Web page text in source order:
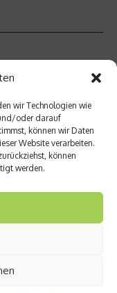
wir Technologien wie
oder darauf
können wir Daten
Website verarbeiten.
können
werden.
bis zur Rooftop
Brille passt zu